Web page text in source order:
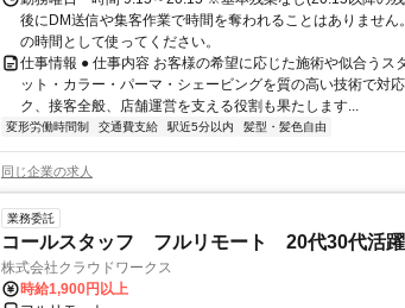
後にDM送信や集客作業で時間を奪われることはありません
の時間として使ってください。
仕事情報 ● 仕事内容 お客様の希望に応じた施術や似合うス
ット・カラー・パーマ・シェービングを質の高い技術で対
ク、接客全般、店舗運営を支える役割も果たします...
変形労働時間制 交通費支給 駅近5分以内 髪型・髪色自由
同じ企業の求人
業務委託
コールスタッフ フルリモート 20代30代活
株式会社クラウドワークス
時給1,900円以上